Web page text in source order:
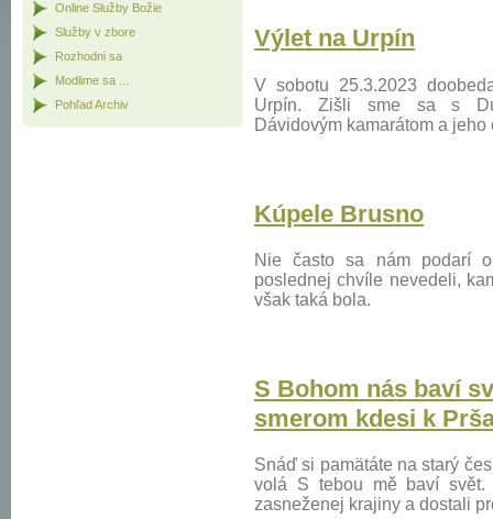
Online Služby Božie
Služby v zbore
Rozhodni sa
Modlime sa ...
Pohľad Archiv
Výlet na Urpín
V sobotu 25.3.2023
Urpín. Zišli sme sa s
Dávidovým kamarátom a
Kúpele Brusno
Nie často sa nám podarí
poslednej chvíle nevedeli,
však taká bola.
S Bohom nás baví
smerom kdesi k
Snáď si pamätáte na starý
volá S tebou mě baví
zasneženej krajiny a dostali